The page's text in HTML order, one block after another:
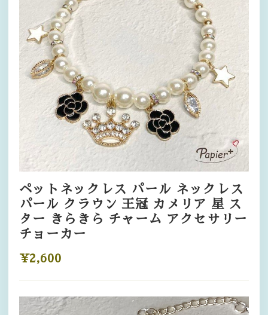
ペットネックレス パール ネックレス
パール クラウン 王冠 カメリア 星 ス
ター きらきら チャーム アクセサリー
チョーカー
¥2,600